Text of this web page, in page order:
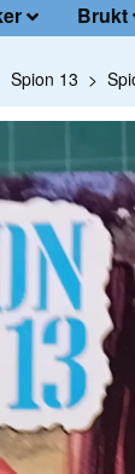
Brukt
Spion 13